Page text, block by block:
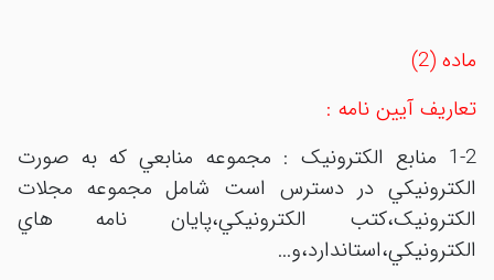
ماده (2)
تعاريف آيين نامه :
1-2 منابع الکترونيک : مجموعه منابعي که به صورت
الکترونيکي در دسترس است شامل مجموعه مجلات
الکترونيک،کتب الکترونيکي،پايان نامه هاي
الکترونيکي،استاندارد،و...